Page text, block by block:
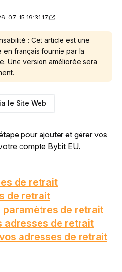
07-15 19:31:17
: Cet article est une
en français fournie par la
Une version améliorée sera
le Site Web
pour ajouter et gérer vos
compte Bybit EU.
de retrait
de retrait
paramètres de retrait
adresses de retrait
adresses de retrait